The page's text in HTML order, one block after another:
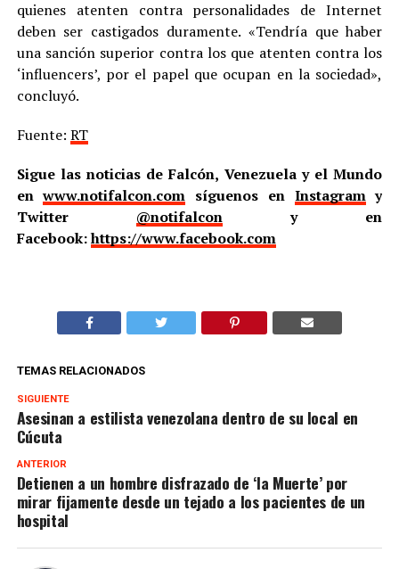
quienes atenten contra personalidades de Internet
deben ser castigados duramente. «Tendría que haber
una sanción superior contra los que atenten contra los
‘influencers’, por el papel que ocupan en la sociedad»,
concluyó.
Fuente: RT
Sigue las noticias de Falcón, Venezuela y el Mundo
enwww.notifalcon.com síguenos en Instagramy
Twitter @notifalcony en
Facebook:https://www.facebook.com
TEMAS RELACIONADOS
SIGUIENTE
Asesinan a estilista venezolana dentro de su local en
Cúcuta
ANTERIOR
Detienen a un hombre disfrazado de ‘la Muerte’ por
mirar fijamente desde un tejado a los pacientes de un
hospital